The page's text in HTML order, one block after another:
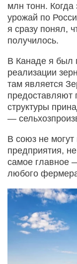
млн тонн.
урожай по
я сразу понял,
получилось.
В Канаде я был
реализации
там является
предоставляют
структуры
—
В союз не
предприятия,
самое главное
любого